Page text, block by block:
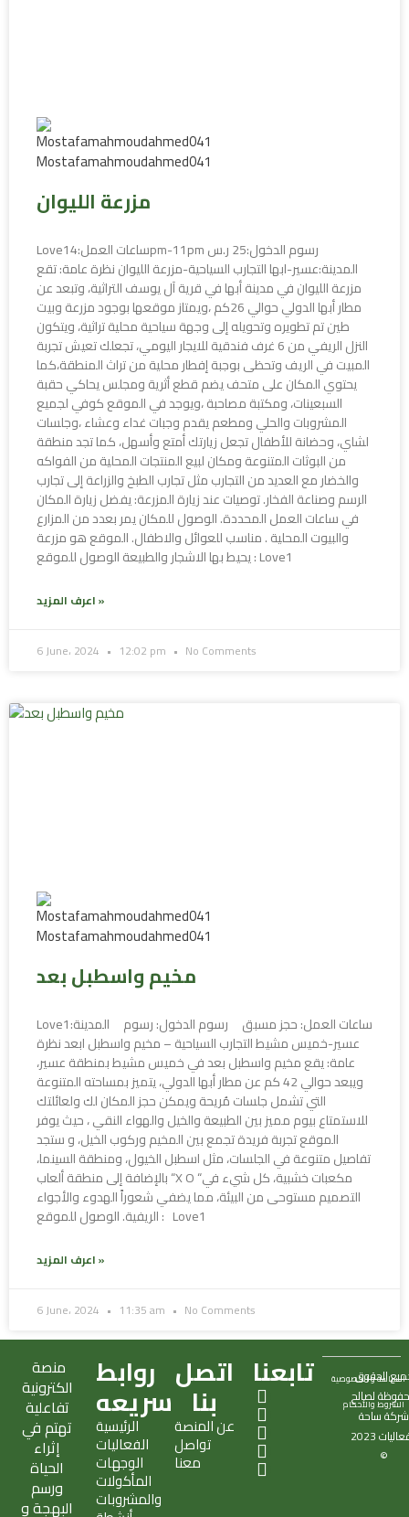
مزرعة الليوان
Love1ساعات العمل:4pm-11pm رسوم الدخول:25 ر.س
المدينة:عسير-ابها التجارب السياحية-مزرعة الليوان نظرة عامة: تقع
مزرعة الليوان في مدينة أبها في قرية آل يوسف التراثية، وتبعد عن
مطار أبها الدولي حوالي 26كم ،ويمتاز موقعها بوجود مزرعة وبيت
طين تم تطويره وتحويله إلى وجهة سياحية محلية تراثية، ويتكون
النزل الريفي من 6 غرف فندقية للايجار اليومي، تجعلك تعيش تجربة
المبيت في الريف وتحظى بوجبة إفطار محلية من تراث المنطقة،كما
يحتوي المكان على متحف يضم قطع أثرية ومجلس يحاكي حقبة
السبعينات، ومكتبة مصاحبة ،ويوجد في الموقع كوفي لجميع
المشروبات والحلي ومطعم يقدم وجبات غداء وعشاء ،وجلسات
لشاي، وحضانة للأطفال تجعل زيارتك أمتع وأسهل، كما تجد منطقة
من البوثات المتنوعة ومكان لبيع المنتجات المحلية من الفواكه
والخضار مع العديد من التجارب مثل تجارب الطبخ والزراعة إلى تجارب
الرسم وصناعة الفخار. توصيات عند زيارة المزرعة: يفضل زيارة المكان
في ساعات العمل المحددة. الوصول للمكان يمر بعدد من المزارع
والبيوت المحلية . مناسب للعوائل والاطفال. الموقع هو مزرعة
يحيط بها الاشجار والطبيعة الوصول للموقع : Love1
اعرف المزيد »
6 June، 2024 12:02 pm No Comments
مخيم واسطبل بعد
Love1ساعات العمل: حجز مسبق رسوم الدخول: رسوم المدينة:
عسير-خميس مشيط التجارب السياحية – مخيم واسطبل ابعد نظرة
عامة: يقع مخيم واسطبل بعد في خميس مشيط بمنطقة عسير،
ويبعد حوالي 42 كم عن مطار أبها الدولي، يتميز بمساحته المتنوعة
التي تشمل جلسات مُريحة ويمكن حجز المكان لك ولعائلتك
للاستمتاع بيوم مميز بين الطبيعة والخيل والهواء النقي ، حيث يوفر
الموقع تجربة فريدة تجمع بين المخيم وركوب الخيل، و ستجد
تفاصيل متنوعة في الجلسات، مثل اسطبل الخيول، ومنطقة السينما،
بالإضافة إلى منطقة ألعاب “X O “مكعبات خشبية، كل شيء في
التصميم مستوحى من البيئة، مما يضفي شعوراً الهدوء والأجواء
الريفية. الوصول للموقع : Love1
اعرف المزيد »
6 June، 2024 11:35 am No Comments
منصة
الكترونية
تفاعلية
تهتم في
إثراء
الحياة
ورسم
البهجة و
روابط
سريعه
الرئيسية
الفعاليات
الوجهات
المأكولات
والمشروبات
اتصل
بنا
عن المنصة
تواصل
معنا
تابعنا
X
-
t
w
i
t
S
n
a
p
c
h
T
i
k
t
o
k
I
n
s
t
a
g
E
n
v
e
l
o
السياسة و الخصوصية
الشروط والأحكام
الحقوق
لصالح
شركةساحة
2023
©